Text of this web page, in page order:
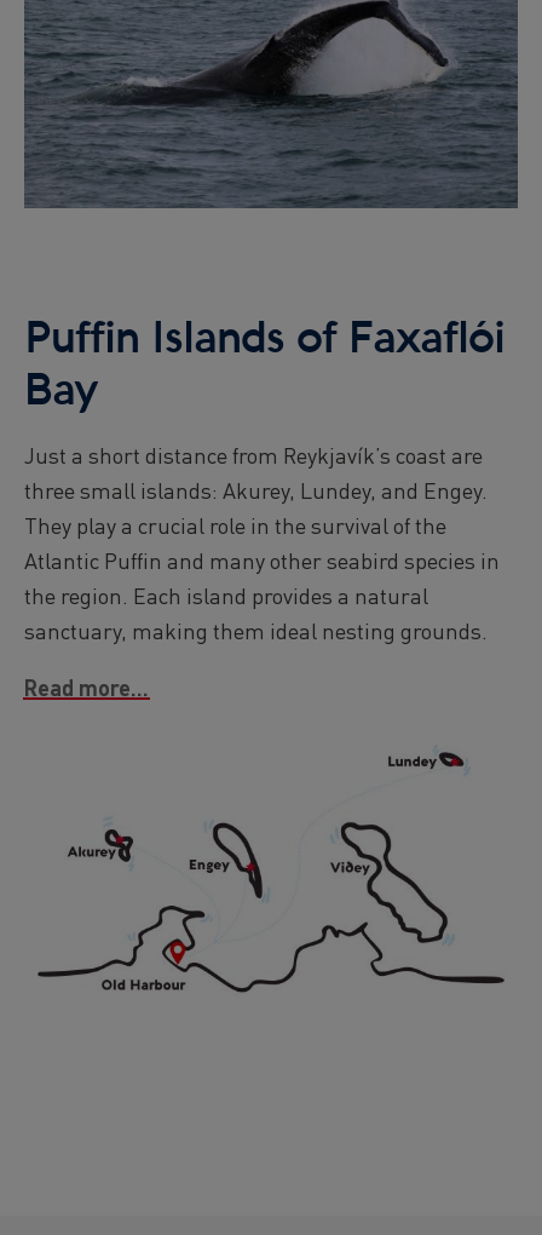
Puffin Islands of Faxaflói
Bay
Just a short distance from Reykjavík’s coast are
three small islands: Akurey, Lundey, and Engey.
They play a crucial role in the survival of the
Atlantic Puffin and many other seabird species in
the region. Each island provides a natural
sanctuary, making them ideal nesting grounds.
Read more...